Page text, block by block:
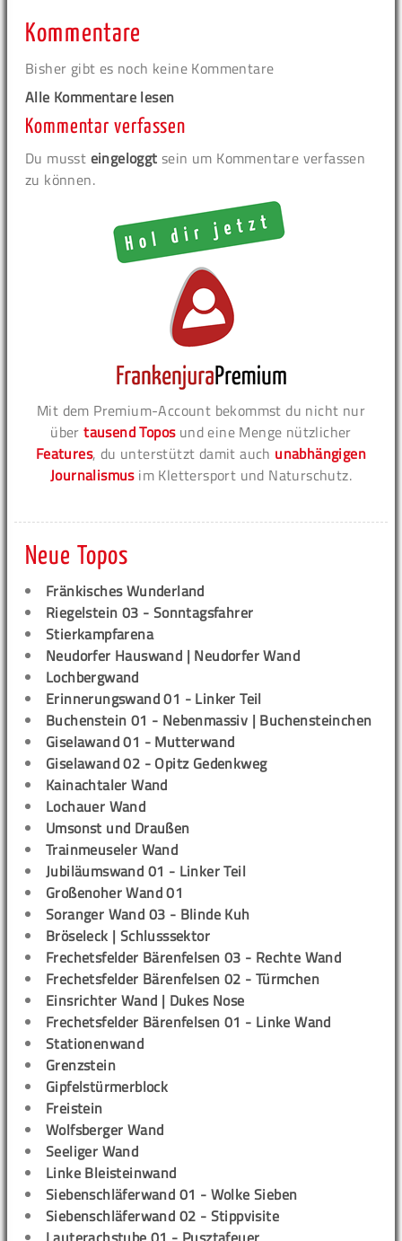
Kommentare
Bisher gibt es noch keine Kommentare
Alle Kommentare lesen
Kommentar verfassen
Du musst eingeloggt sein um Kommentare verfassen
zu können.
Mit dem Premium-Account bekommst du nicht nur
übertausend Toposund eine Menge nützlicher
Features, du unterstützt damit auch unabhängigen
Journalismusim Klettersport und Naturschutz.
Neue Topos
Fränkisches Wunderland
Riegelstein 03 - Sonntagsfahrer
Stierkampfarena
Neudorfer Hauswand | Neudorfer Wand
Lochbergwand
Erinnerungswand 01 - Linker Teil
Buchenstein 01 - Nebenmassiv | Buchensteinchen
Giselawand 01 - Mutterwand
Giselawand 02 - Opitz Gedenkweg
Kainachtaler Wand
Lochauer Wand
Umsonst und Draußen
Trainmeuseler Wand
Jubiläumswand 01 - Linker Teil
Großenoher Wand 01
Soranger Wand 03 - Blinde Kuh
Bröseleck | Schlusssektor
Frechetsfelder Bärenfelsen 03 - Rechte Wand
Frechetsfelder Bärenfelsen 02 - Türmchen
Einsrichter Wand | Dukes Nose
Frechetsfelder Bärenfelsen 01 - Linke Wand
Stationenwand
Grenzstein
Gipfelstürmerblock
Freistein
Wolfsberger Wand
Seeliger Wand
Linke Bleisteinwand
Siebenschläferwand 01 - Wolke Sieben
Siebenschläferwand 02 - Stippvisite